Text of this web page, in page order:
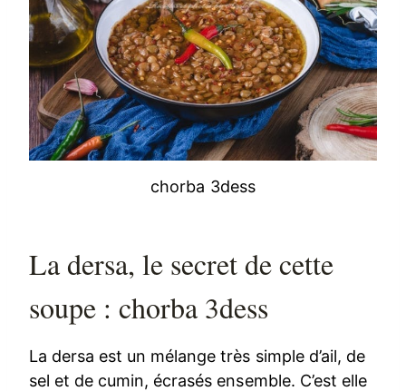
chorba 3dess
La dersa, le secret de cette
soupe : chorba 3dess
La dersa est un mélange très simple d’ail, de
sel et de cumin, écrasés ensemble. C’est elle